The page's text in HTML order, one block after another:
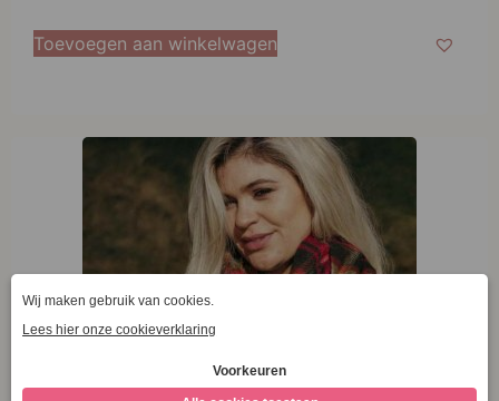
Toevoegen aan winkelwagen